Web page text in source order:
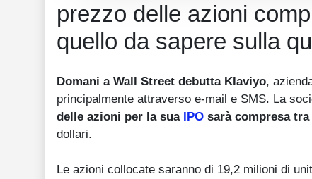
prezzo delle azioni
quello da sapere sulla
Domani a Wall Street debutta Klaviyo,
principalmente attraverso e-mail e SMS. La
delle azioni per la sua IPO sarà compresa
dollari.
Le azioni collocate saranno di 19,2 milioni di